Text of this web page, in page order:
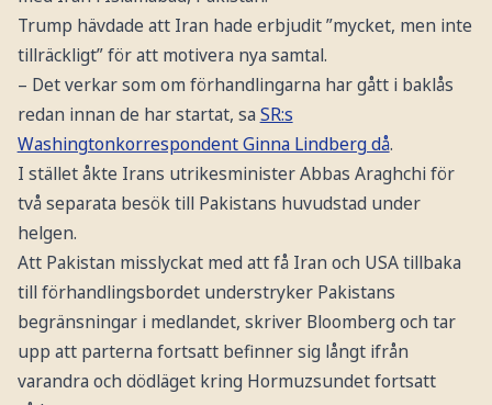
Trump hävdade att Iran hade erbjudit ”mycket, men inte
tillräckligt” för att motivera nya samtal.
– Det verkar som om förhandlingarna har gått i baklås
redan innan de har startat, sa SR:s
Washingtonkorrespondent Ginna Lindberg då.
I stället åkte Irans utrikesminister Abbas Araghchi för
två separata besök till Pakistans huvudstad under
helgen.
Att Pakistan misslyckat med att få Iran och USA tillbaka
till förhandlingsbordet understryker Pakistans
begränsningar i medlandet, skriver Bloomberg och tar
upp att parterna fortsatt befinner sig långt ifrån
varandra och dödläget kring Hormuzsundet fortsatt